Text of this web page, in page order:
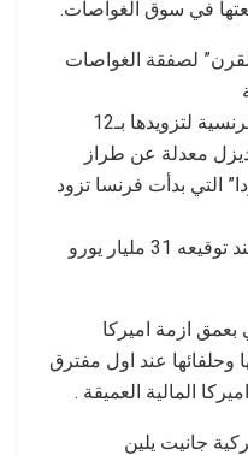
في سوق الغواصات.
القرن” لصفقة الغواصات
“نافال غروب” (Naval Group) الفرنسية لتزويدها بـ12
معدلة عن طراز
التي بدأت فرنسا تزود
وقد بلغت قيمة العقد الإجمالية عند توقيعه 31 مليار يورو
ازمة اميركا
وحلفائها عند اول مفترق
المالية العميقة .
جانيت يلين